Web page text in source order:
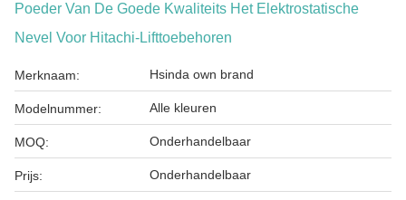
Poeder Van De Goede Kwaliteits Het Elektrostatische
Nevel Voor Hitachi-Lifttoebehoren
Merknaam: Hsinda own brand
Modelnummer: Alle kleuren
MOQ: Onderhandelbaar
Prijs: Onderhandelbaar